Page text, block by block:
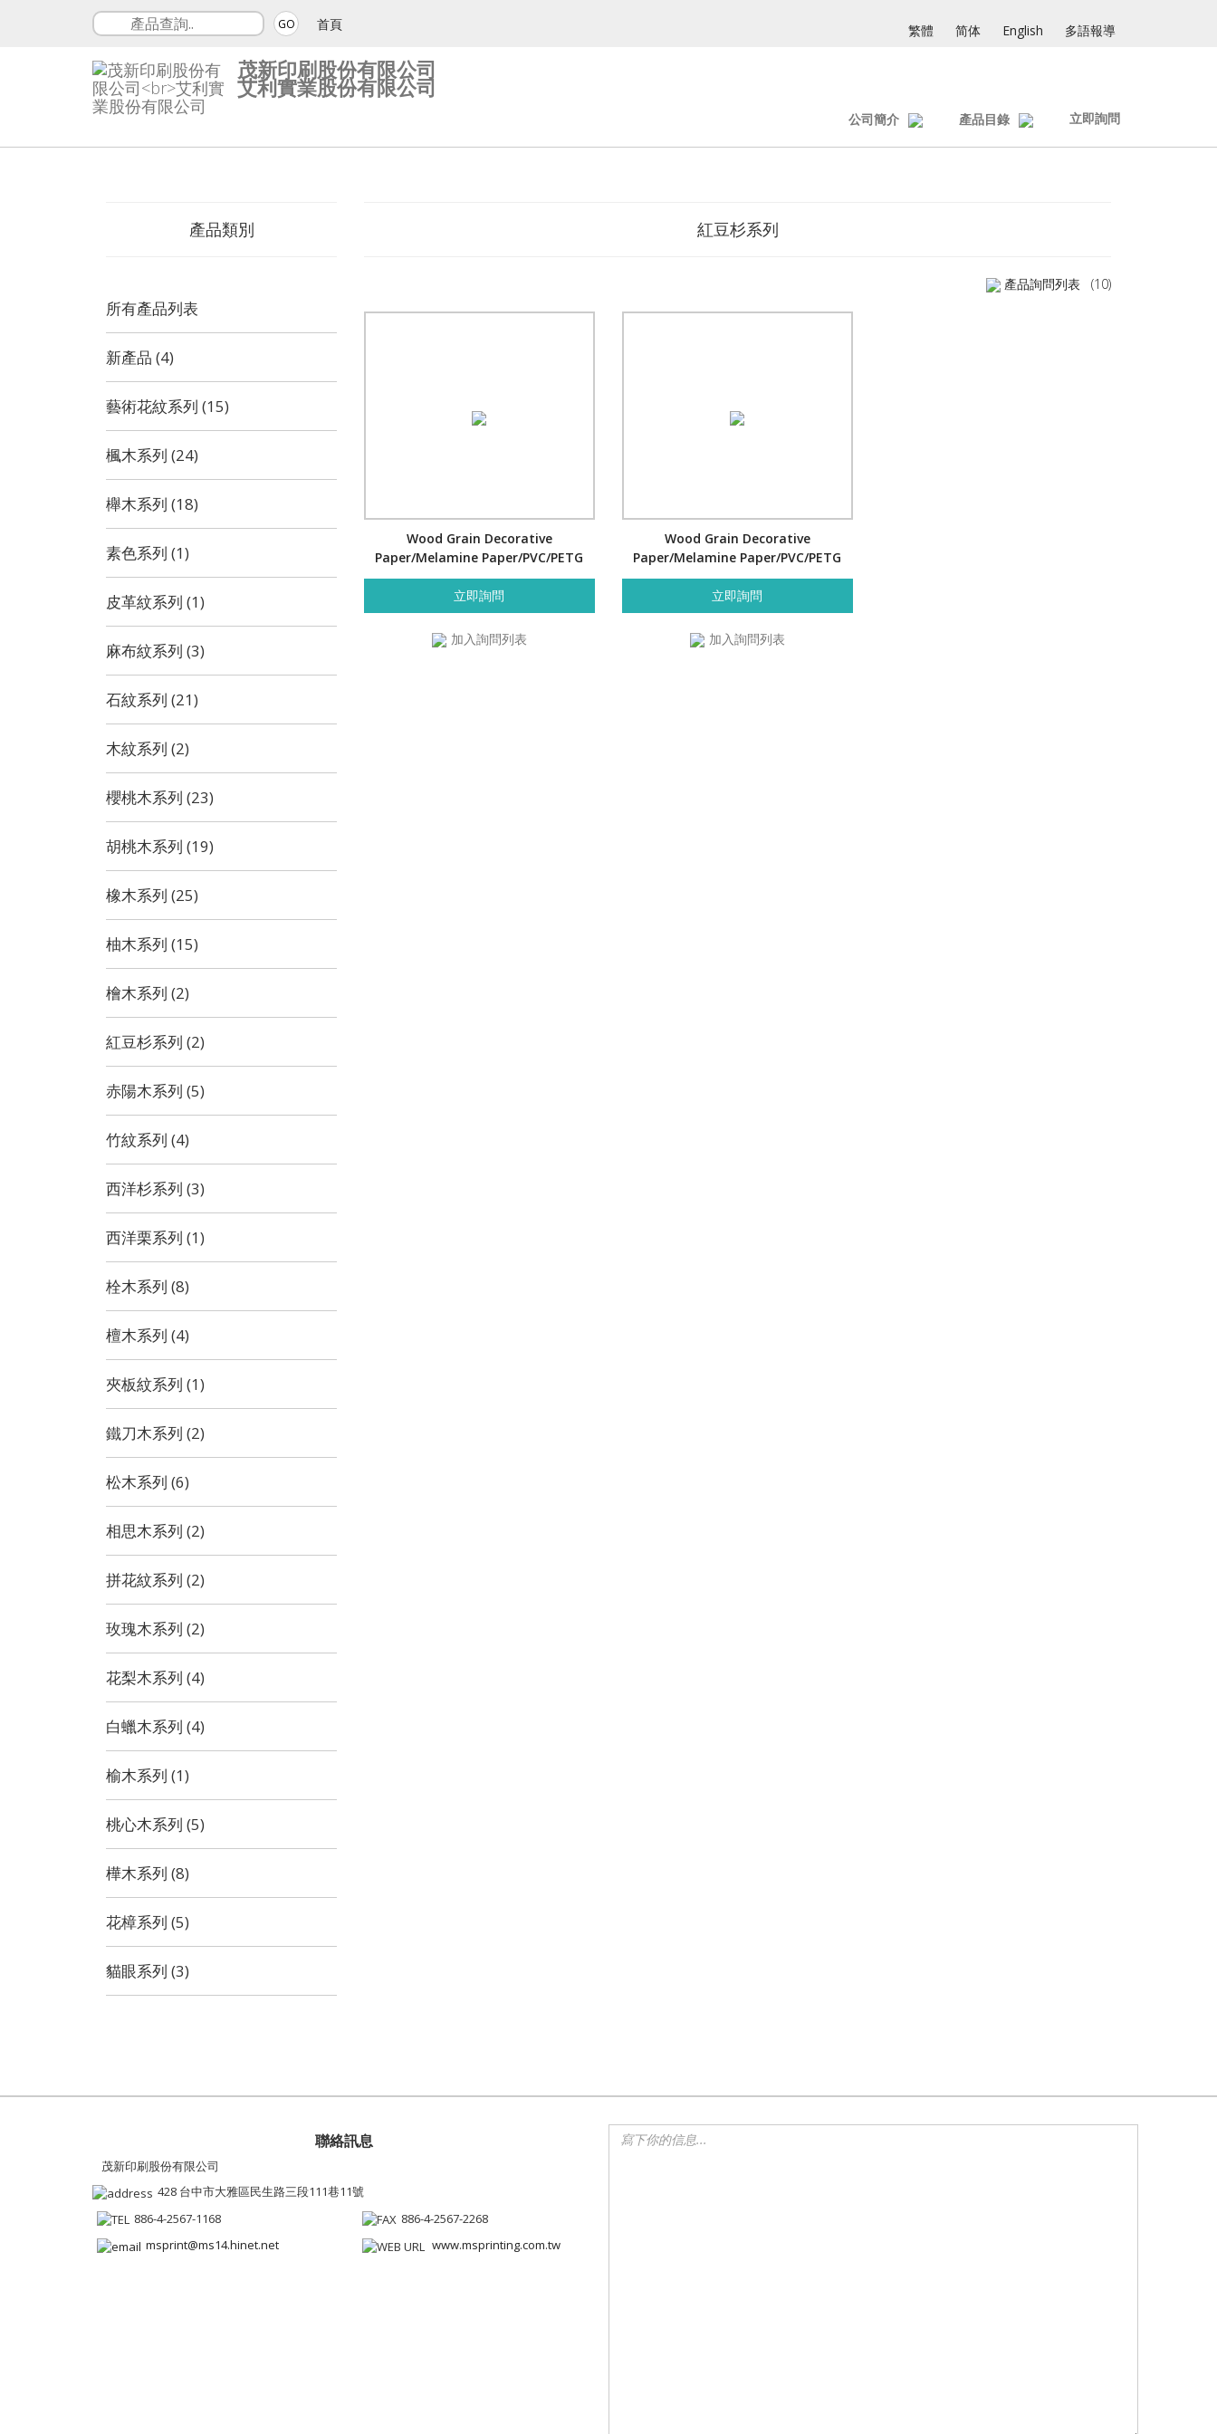
GO 首頁 繁體 简体 English 多語報導
茂新印刷股份有限公司
艾利實業股份有限公司
公司簡介 產品目錄 立即詢問
產品類別
所有產品列表
新產品 (4)
藝術花紋系列 (15)
楓木系列 (24)
櫸木系列 (18)
素色系列 (1)
皮革紋系列 (1)
麻布紋系列 (3)
石紋系列 (21)
木紋系列 (2)
櫻桃木系列 (23)
胡桃木系列 (19)
橡木系列 (25)
柚木系列 (15)
檜木系列 (2)
紅豆杉系列 (2)
赤陽木系列 (5)
竹紋系列 (4)
西洋杉系列 (3)
西洋栗系列 (1)
栓木系列 (8)
檀木系列 (4)
夾板紋系列 (1)
鐵刀木系列 (2)
松木系列 (6)
相思木系列 (2)
拼花紋系列 (2)
玫瑰木系列 (2)
花梨木系列 (4)
白蠟木系列 (4)
榆木系列 (1)
桃心木系列 (5)
樺木系列 (8)
花樟系列 (5)
貓眼系列 (3)
紅豆杉系列
產品詢問列表 (10)
Wood Grain Decorative
Paper/Melamine Paper/PVC/PETG
Film- Red Cypress
立即詢問
加入詢問列表
Wood Grain Decorative
Paper/Melamine Paper/PVC/PETG
Film- Red Cypress
立即詢問
加入詢問列表
聯絡訊息
茂新印刷股份有限公司
428 台中市大雅區民生路三段111巷11號
886-4-2567-1168
886-4-2567-2268
msprint@ms14.hinet.net
www.msprinting.com.tw